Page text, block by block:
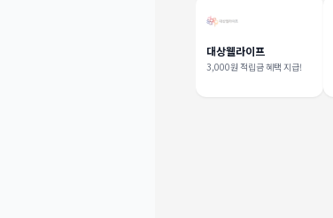
대상웰라이프
3,000원 적립금 혜택 지급!